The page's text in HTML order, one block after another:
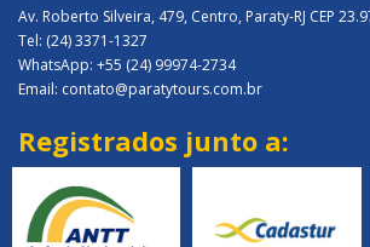
Av. Roberto Silveira, 479, Centro, Paraty-RJ CEP
Tel: (24) 3371-1327
WhatsApp: +55 (24) 99974-2734
Email: contato@paratytours.com.br
Registrados junto a: